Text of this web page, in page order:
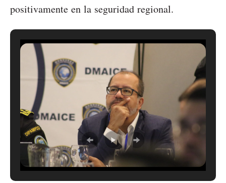
positivamente en la seguridad regional.